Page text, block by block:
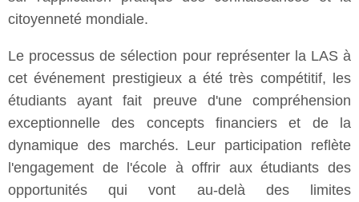
citoyenneté mondiale.
Le processus de sélection pour représenter la LAS à
cet événement prestigieux a été très compétitif, les
étudiants ayant fait preuve d'une compréhension
exceptionnelle des concepts financiers et de la
dynamique des marchés. Leur participation reflète
l'engagement de l'école à offrir aux étudiants des
opportunités qui vont au-delà des limites